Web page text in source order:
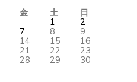
金 土
日
1
2
8
9
14 15
16
21 22
23
28 29
30